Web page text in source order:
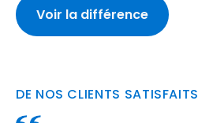
Voir la différence
DE NOS CLIENTS SATISFAITS